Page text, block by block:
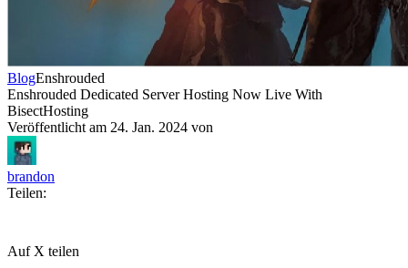
BlogEnshrouded
Enshrouded Dedicated Server Hosting Now Live With
BisectHosting
Veröffentlicht am 24. Jan. 2024 von
brandon
Teilen:
Auf X teilen